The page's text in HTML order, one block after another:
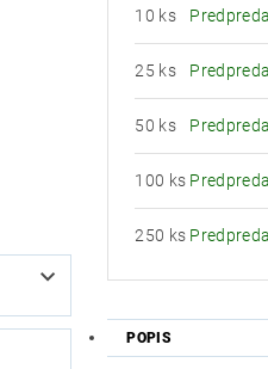
10 ks
25 ks
50 ks
100 ks
250 ks
POPIS